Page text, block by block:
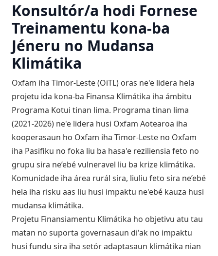
Konsultór/a hodi Fornese
Treinamentu kona-ba
Jéneru no Mudansa
Klimátika
Oxfam iha Timor-Leste (OiTL) oras ne'e lidera hela
projetu ida kona-ba Finansa Klimátika iha ámbitu
Programa Kotui tinan lima. Programa tinan lima
(2021-2026) ne'e lidera husi Oxfam Aotearoa iha
kooperasaun ho Oxfam iha Timor-Leste no Oxfam
iha Pasifiku no foka liu ba hasa'e reziliensia feto no
grupu sira ne’ebé vulneravel liu ba krize klimátika.
Komunidade iha área rurál sira, liuliu feto sira ne’ebé
hela iha risku aas liu husi impaktu ne'ebé kauza husi
mudansa klimátika.
Projetu Finansiamentu Klimátika ho objetivu atu tau
matan no suporta governasaun di'ak no impaktu
husi fundu sira iha setór adaptasaun klimátika nian